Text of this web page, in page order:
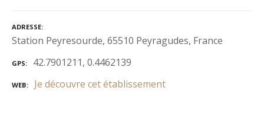
ADRESSE
Station Peyresourde, 65510 Peyragudes, France
GPS 42.7901211, 0.4462139
WEB Je découvre cet établissement